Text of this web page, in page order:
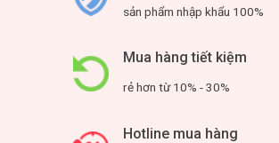
sản phẩm nhập khẩu 100%
Mua hàng tiết kiệm
rẻ hơn từ 10% - 30%
Hotline mua hàng